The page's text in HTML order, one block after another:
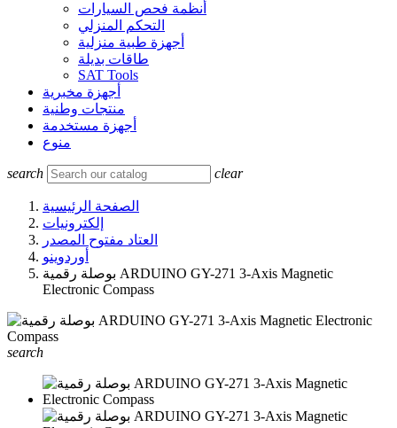
أنظمة فحص السيارات
التحكم المنزلي
أجهزة طبية منزلية
طاقات بديلة
SAT Tools
أجهزة مخبرية
منتجات وطنية
أجهزة مستخدمة
منوع
search clear
الصفحة الرئيسية
إلكترونيات
العتاد مفتوح المصدر
أوردوينو
بوصلة رقمية ARDUINO GY-271 3-Axis Magnetic
Electronic Compass
search